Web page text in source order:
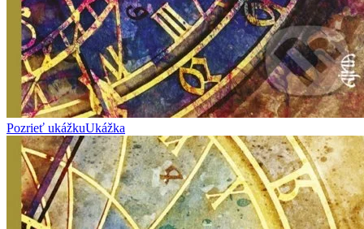
Pozrieť ukážkuUkážka